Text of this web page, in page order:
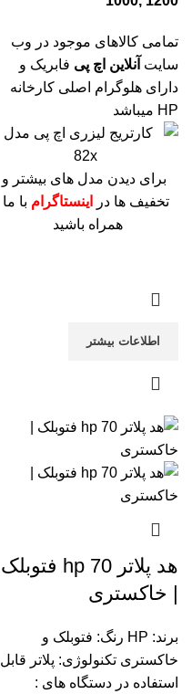
تمامی کالاهای موجود در وب
سایت آنلاین اچ پی فابریک و
دارای هلوگرام اصلی کارخانه
HP میباشد
برای دیدن مدل های بیشتر و
تخفیف ها در
اینستاگرام با ما
همراه باشید
اطلاعات بیشتر
هد پلاتر 70 hp فتوبلک
| خاکستری
برند: HP
رنگ: فتوبلک و
خاکستری تکنولوژی: پلاتر قابل
استفاده در دستگاه های :